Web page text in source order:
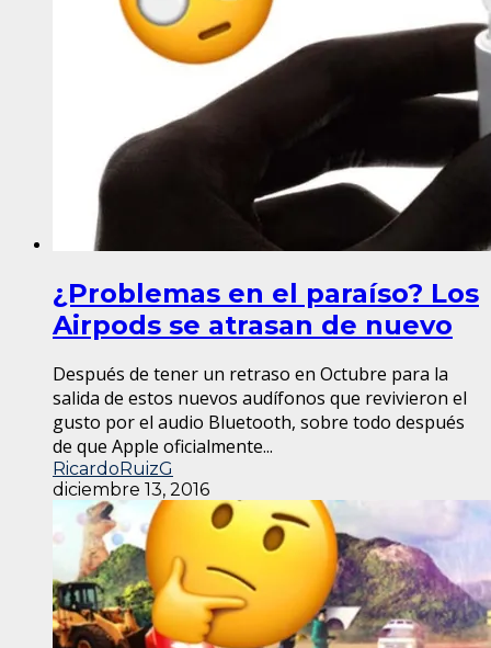
¿Problemas en el paraíso? Los
Airpods se atrasan de nuevo
Después de tener un retraso en Octubre para la
salida de estos nuevos audífonos que revivieron el
gusto por el audio Bluetooth, sobre todo después
de que Apple oficialmente...
RicardoRuizG
diciembre 13, 2016